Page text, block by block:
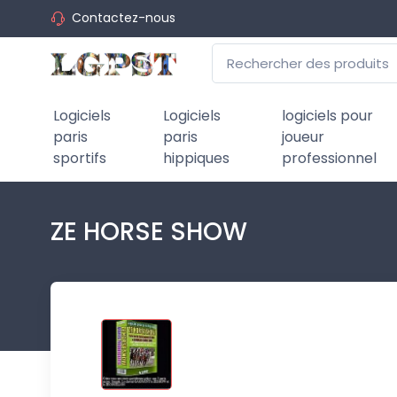
Contactez-nous
Logiciels
paris
sportifs
Logiciels
paris
hippiques
logiciels pour
joueur
professionnel
ZE HORSE SHOW